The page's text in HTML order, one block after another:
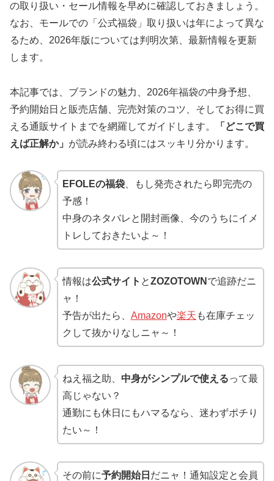
の取り扱い・セール情報を早めに確認しておきましょう。
なお、モールでの「公式福袋」取り扱いは年によって異な
るため、2026年版については判明次第、最新情報を更新
します。
本記事では、ブランドの魅力、2026年福袋の中身予想、
予約開始日と販売店舗、完売対策のコツ、そしてお得に買
える通販サイトまでを網羅してガイドします。
「どこで買
えば正解か」 が読み終わる頃にはスッキリ分かります。
EFOLEの福袋、もし発売されたら即完売の
予感！
中身のネタバレと開封画像、今のうちにイメ
トレしておきたいよ～！
情報は公式サイト とZOZOTOWN で追跡だニ
ャ！
予告が出たら、 Amazonや楽天 も在庫チェッ
クして抜かりなしニャ～！
ねえ福之助、 中身がシンプルで使えるって最
高じゃない？
通勤にも休日にもハマるなら、迷わずポチり
たい～！
その前に予約開始日 だニャ！通知設定と会員